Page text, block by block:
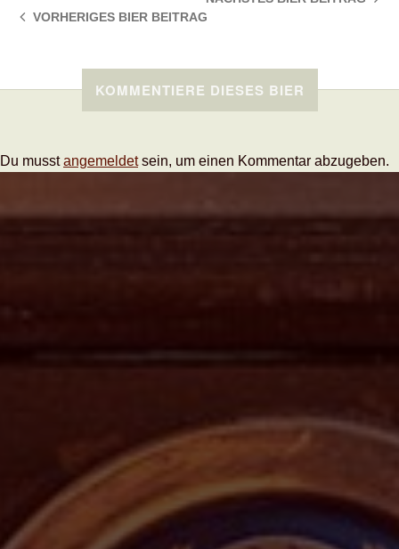
VORHERIGES BIER BEITRAG
KOMMENTIERE DIESES BIER
Du musstangemeldetsein, um einen Kommentar abzugeben.